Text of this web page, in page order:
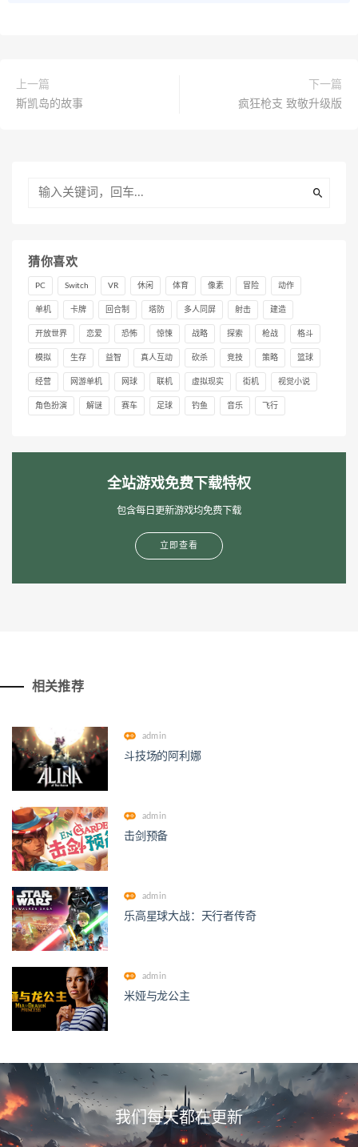
上一篇
斯凯岛的故事
下一篇
疯狂枪支 致敬升级版
猜你喜欢
PC Switch VR 休闲 体育 像素 冒险 动作
单机 卡牌 回合制 塔防 多人同屏 射击 建造
开放世界 恋爱 恐怖 惊悚 战略 探索 枪战 格斗
模拟 生存 益智 真人互动 砍杀 竞技 策略 篮球
经营 网游单机 网球 联机 虚拟现实 街机 视觉小说
角色扮演 解谜 赛车 足球 钓鱼 音乐 飞行
全站游戏免费下载特权
包含每日更新游戏均免费下载
立即查看
相关推荐
admin
斗技场的阿利娜
admin
击剑预备
admin
乐高星球大战：天行者传奇
admin
米娅与龙公主
我们每天都在更新